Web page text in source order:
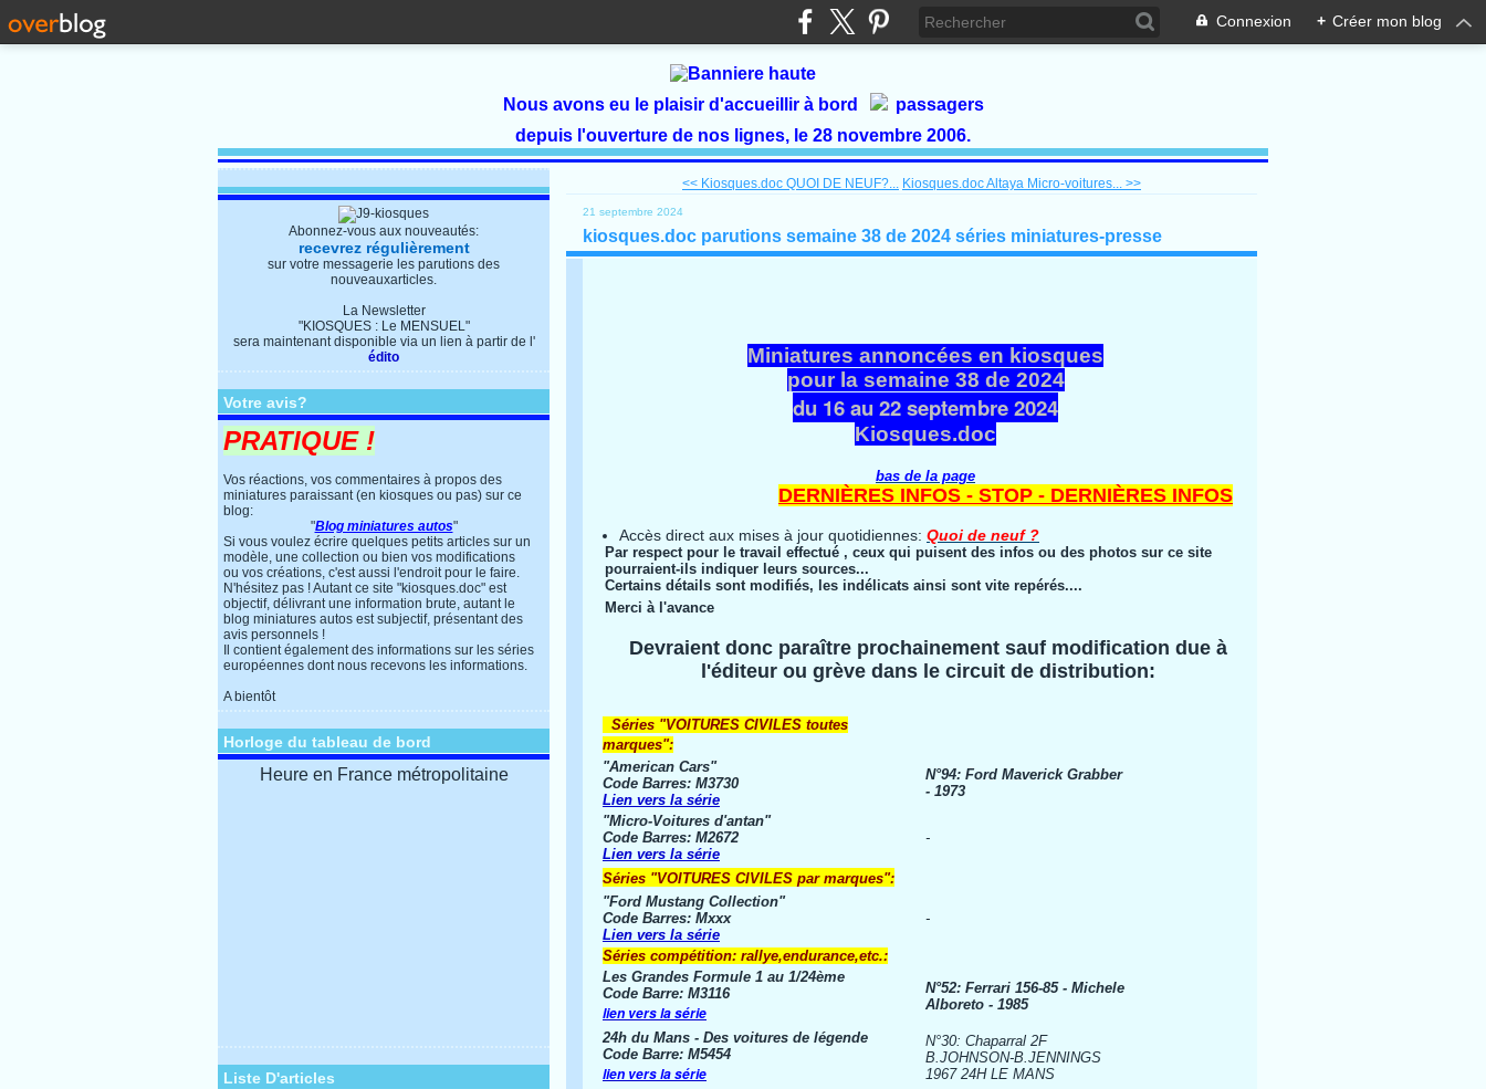
Connexion + Créer mon blog
Nous avons eu le plaisir d'accueillir à bord
passagers
depuis l'ouverture de nos lignes, le 28 novembre 2006.
Abonnez-vous aux nouveautés:
recevrez régulièrement
sur votre messagerie les parutions des
nouveauxarticles.
La Newsletter
"KIOSQUES : Le MENSUEL"
sera maintenant disponible via un lien à partir de l'
édito
Votre avis?
PRATIQUE !
Vos réactions, vos commentaires à propos des
miniatures paraissant (en kiosques ou pas) sur ce
blog:
"Blog miniatures autos"
Si vous voulez écrire quelques petits articles sur un
modèle, une collection ou bien vos modifications
ou vos créations, c'est aussi l'endroit pour le faire.
N'hésitez pas ! Autant ce site "kiosques.doc" est
objectif, délivrant une information brute, autant le
blog miniatures autos est subjectif, présentant des
avis personnels !
Il contient également des informations sur les séries
européennes dont nous recevons les informations.
A bientôt
Horloge du tableau de bord
Heure en France métropolitaine
Liste D'articles
<< Kiosques.doc QUOI DE NEUF?... Kiosques.doc Altaya Micro-voitures... >>
21 septembre 2024
kiosques.doc parutions semaine 38 de 2024 séries miniatures-presse
Miniatures annoncées en kiosques
pour la semaine 38 de 2024
du 16 au 22 septembre 2024
Kiosques.doc
bas de la page
DERNIÈRES INFOS - STOP - DERNIÈRES INFOS
Accès direct aux mises à jour quotidiennes: Quoi de neuf ?
Par respect pour le travail effectué , ceux qui puisent des infos ou des photos sur ce site
pourraient-ils indiquer leurs sources...
Certains détails sont modifiés, les indélicats ainsi sont vite repérés....
Merci à l'avance
Devraient donc paraître prochainement sauf modification due à
l'éditeur ou grève dans le circuit de distribution:
Séries "VOITURES CIVILES toutes
marques":
"American Cars"
Code Barres: M3730
Lien vers la série
N°94: Ford Maverick Grabber
- 1973
"Micro-Voitures d'antan"
Code Barres: M2672
Lien vers la série
-
Séries "VOITURES CIVILES par marques":
"Ford Mustang Collection"
Code Barres: Mxxx
Lien vers la série
-
Séries compétition: rallye,endurance,etc.:
Les Grandes Formule 1 au 1/24ème
Code Barre: M3116
lien vers la série
N°52: Ferrari 156-85 - Michele
Alboreto - 1985
24h du Mans - Des voitures de légende
Code Barre: M5454
lien vers la série
N°30: Chaparral 2F
B.JOHNSON-B.JENNINGS
1967 24H LE MANS